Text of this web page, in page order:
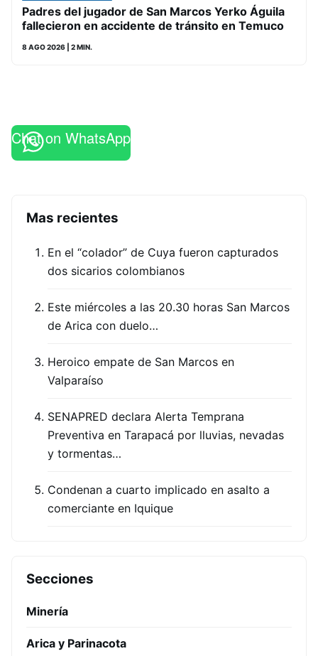
Padres del jugador de San Marcos Yerko Águila
fallecieron en accidente de tránsito en Temuco
8 AGO 2026 | 2 MIN.
Chat on WhatsApp
Mas recientes
En el “colador” de Cuya fueron capturados
dos sicarios colombianos
Este miércoles a las 20.30 horas San Marcos
de Arica con duelo…
Heroico empate de San Marcos en
Valparaíso
SENAPRED declara Alerta Temprana
Preventiva en Tarapacá por lluvias, nevadas
y tormentas…
Condenan a cuarto implicado en asalto a
comerciante en Iquique
Secciones
Minería
Arica y Parinacota